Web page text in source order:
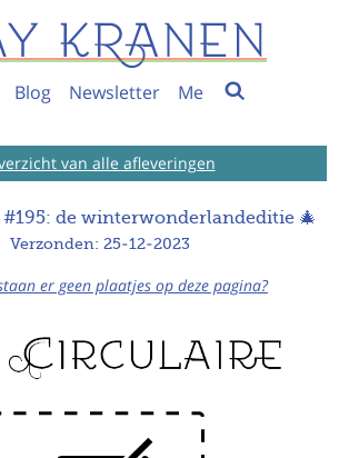
Blog Newsletter Me
van alle afleveringen
de winterwonderlandeditie 🎄
Verzonden: 25-12-2023
er geen plaatjes op deze pagina?